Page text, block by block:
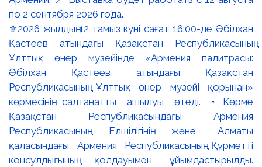
⚜️2026 жылдың 12 тамыз күні сағат 16:00-де Әбілхан
Қастеев атындағы Қазақстан Республикасының
Ұлттық өнер музейінде «Армения палитрасы:
Әбілхан Қастеев атындағы Қазақстан
Республикасының Ұлттық өнер музейі қорынан»
көрмесінің салтанатты ашылуы өтеді. ▫️Көрме
Қазақстан Республикасындағы Армения
Республикасының Елшілігінің және Алматы
қаласындағы Армения Республикасының Құрметті
консулдығының қолдауымен ұйымдастырылды.